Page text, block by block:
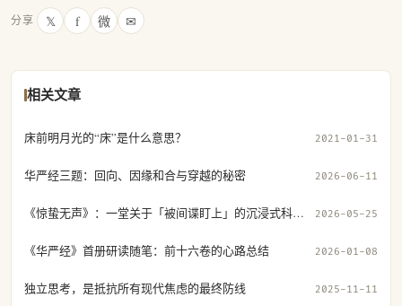
分享 𝕏 f 微 ✉
相关文章
床前明月光的“床”是什么意思？ 2021-01-31
华严经三题：回向、因缘和合与穿越的秘密 2026-06-11
《惊蛰无声》：一堂关于「被间谍盯上」的沉浸式科普课 2026-05-25
《华严经》首册研读随笔：前十六卷的心路总结 2026-01-08
独立思考，是抵抗所有现代焦虑的最终防线 2025-11-11